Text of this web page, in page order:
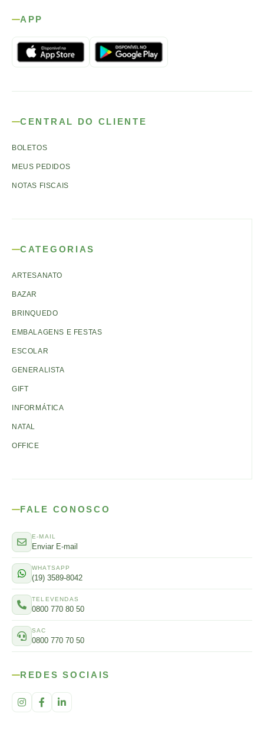
APP
CENTRAL DO CLIENTE
BOLETOS
MEUS PEDIDOS
NOTAS FISCAIS
CATEGORIAS
ARTESANATO
BAZAR
BRINQUEDO
EMBALAGENS E FESTAS
ESCOLAR
GENERALISTA
GIFT
INFORMÁTICA
NATAL
OFFICE
FALE CONOSCO
E-MAIL
Enviar E-mail
WHATSAPP
(19) 3589-8042
TELEVENDAS
0800 770 80 50
SAC
0800 770 70 50
REDES SOCIAIS